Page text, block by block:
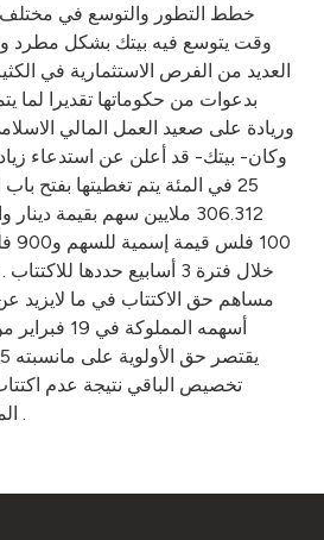
خطط التطور والتوسع في
وقت يتوسع فيه بيتك بشكل مطرد
العديد من الفرص الاستثمارية في
بدعوات من حكوماتها تقديرا لما
وريادة على صعيد العمل المالي
وكان- بيتك- قد أعلن عن استدعاء
25 في المئة يتم تغطيتها بفتح
306.312 ملايين سهم بقيمة
خلال فترة 3 أسابيع حددها
أسهمه
تخصيص الباقي نتيجة عدم
المكتتبين كلا بنسبة اكتتابه .